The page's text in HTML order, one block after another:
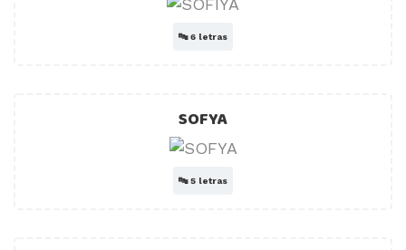
🔤6 letras
SOFYA
🔤5 letras